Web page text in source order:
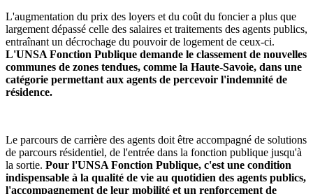
L'augmentation du prix des loyers et du coût du foncier a plus que
largement dépassé celle des salaires et traitements des agents publics,
entraînant un décrochage du pouvoir de logement de ceux-ci.
L'UNSA Fonction Publique demande le classement de nouvelles
communes de zones tendues, comme la Haute-Savoie, dans une
catégorie permettant aux agents de percevoir l'indemnité de
résidence.
Le parcours de carrière des agents doit être accompagné de solutions
de parcours résidentiel, de l'entrée dans la fonction publique jusqu'à
la sortie. Pour l'UNSA Fonction Publique, c'est une condition
indispensable à la qualité de vie au quotidien des agents publics,
l'accompagnement de leur mobilité et un renforcement de